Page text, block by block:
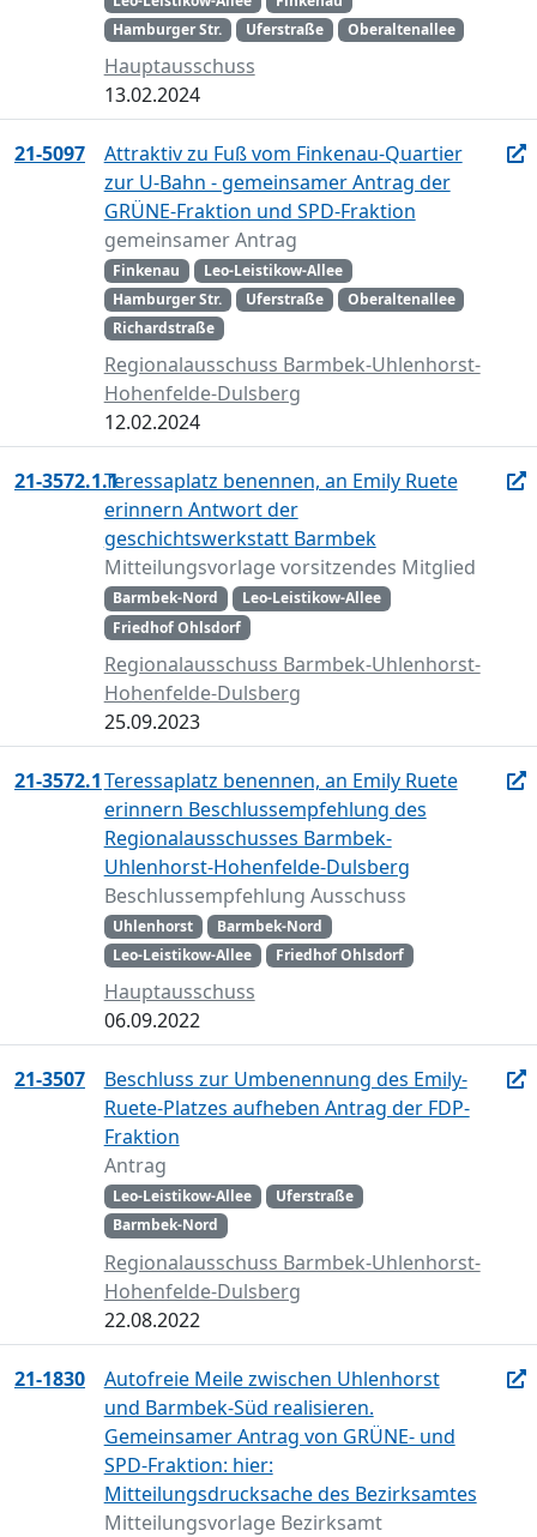
Hamburger Str.
Uferstraße Oberaltenallee
Hauptausschuss
13.02.2024
21-5097
Attraktiv zu Fuß vom Finkenau-Quartier
zur U-Bahn - gemeinsamer Antrag der
GRÜNE-Fraktion und SPD-Fraktion
gemeinsamer Antrag
Finkenau
Leo-Leistikow-Allee
Hamburger Str.
Uferstraße
Oberaltenallee
Richardstraße
Regionalausschuss Barmbek-Uhlenhorst-
Hohenfelde-Dulsberg
12.02.2024
21-3572.1.1Teressaplatz benennen, an Emily Ruete
erinnern Antwort der
geschichtswerkstatt Barmbek
Mitteilungsvorlage vorsitzendes Mitglied
Barmbek-Nord
Leo-Leistikow-Allee
Friedhof Ohlsdorf
Regionalausschuss Barmbek-Uhlenhorst-
Hohenfelde-Dulsberg
25.09.2023
21-3572.1Teressaplatz benennen, an Emily Ruete
erinnern Beschlussempfehlung des
Regionalausschusses Barmbek-
Uhlenhorst-Hohenfelde-Dulsberg
Beschlussempfehlung Ausschuss
Uhlenhorst
Barmbek-Nord
Leo-Leistikow-Allee
Friedhof Ohlsdorf
Hauptausschuss
06.09.2022
21-3507
Beschluss zur Umbenennung des Emily-
Ruete-Platzes aufheben Antrag der FDP-
Fraktion
Antrag
Leo-Leistikow-Allee
Uferstraße
Barmbek-Nord
Regionalausschuss Barmbek-Uhlenhorst-
Hohenfelde-Dulsberg
22.08.2022
21-1830
Autofreie Meile zwischen Uhlenhorst
und Barmbek-Süd realisieren.
Gemeinsamer Antrag von GRÜNE- und
SPD-Fraktion: hier:
Mitteilungsdrucksache des Bezirksamtes
Mitteilungsvorlage Bezirksamt